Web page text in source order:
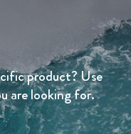
product? Use
are looking for.